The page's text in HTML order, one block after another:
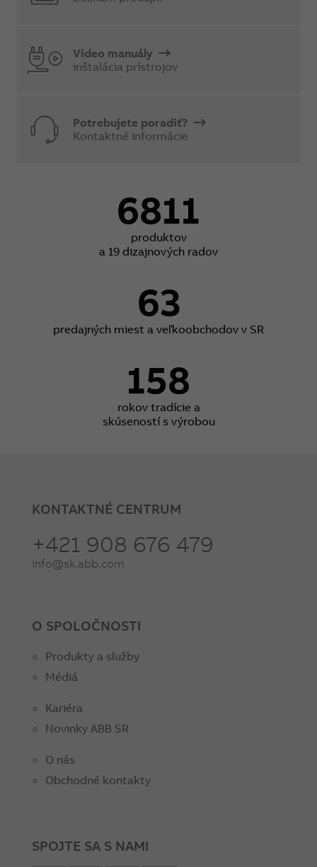
Video manuály
inštalácia prístrojov
Potrebujete poradiť?
Kontaktné informácie
6811
produktov
a 19 dizajnových radov
63
predajných miest a veľkoobchodov v SR
158
rokov tradície a
skúseností s výrobou
KONTAKTNÉ CENTRUM
+421 908 676 479
info@sk.abb.com
O SPOLOČNOSTI
Produkty a služby
Médiá
Kariéra
Novinky ABB SR
O nás
Obchodné kontakty
SPOJTE SA S NAMI